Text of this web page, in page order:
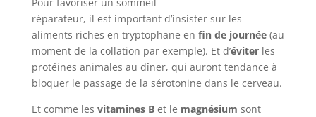
Pour favoriser un sommeil
réparateur, il est important d’insister sur les
aliments riches en tryptophane en fin de journée(au
moment de la collation par exemple). Et d’éviterles
protéines animales au dîner, qui auront tendance à
bloquer le passage de la sérotonine dans le cerveau.
Et comme les vitamines B et le magnésium sont